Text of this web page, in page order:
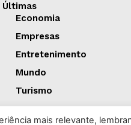
Últimas
Economia
Empresas
Entretenimento
Mundo
Turismo
mais relevante,